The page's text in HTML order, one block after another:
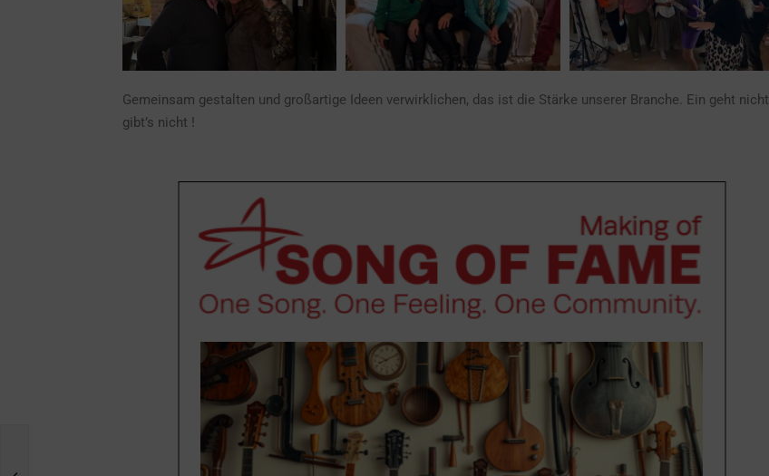
Gemeinsam gestalten und großartige Ideen verwirklichen, das ist die Stärke unserer Branche. Ein geht nicht
gibt’s nicht !